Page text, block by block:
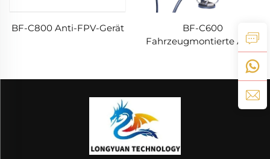
BF-C800 Anti-FPV-Gerät
BF-C600
Fahrzeugmontierte Anti-
FPV Anti-Drohnen-